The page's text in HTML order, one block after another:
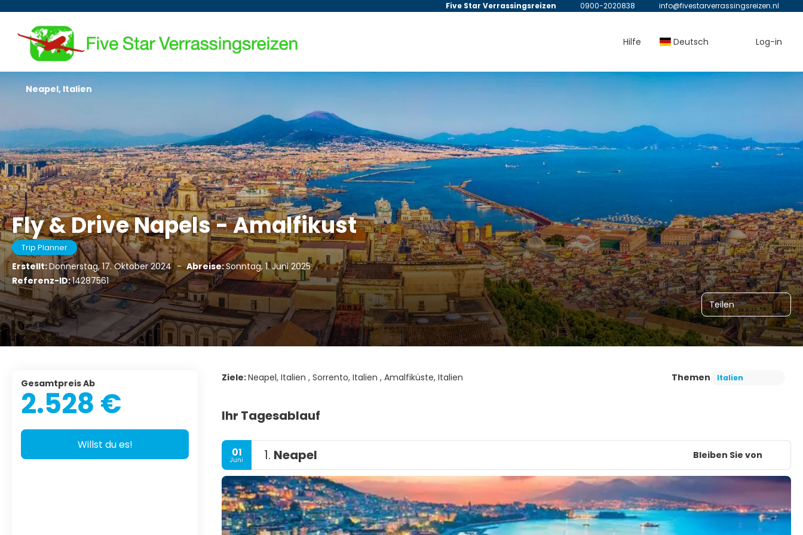
Five Star Verrassingsreizen 0900-2020838 info@fivestarverrassingsreizen.nl
Hilfe Deutsch Log-in
Fly & Drive Napels - Amalfikust
Trip Planner
Erstellt:Donnerstag, 17. Oktober 2024 - Abreise:Sonntag, 1. Juni 2025
Referenz-ID:14287561
Teilen
Neapel, Italien
Ziele:Neapel, Italien , Sorrento, Italien , Amalfiküste, Italien Themen Italien
Ihr Tagesablauf
01
Juni 1. Neapel Bleiben Sie von
Gesamtpreis Ab
2.528 €
Willst du es!